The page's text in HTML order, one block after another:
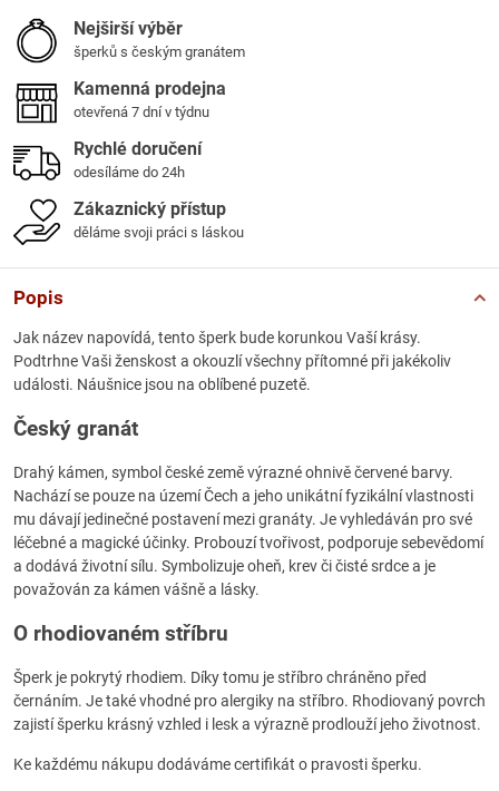
Nejširší výběr
šperků s českým granátem
Kamenná prodejna
otevřená 7 dní v týdnu
Rychlé doručení
odesíláme do 24h
Zákaznický přístup
děláme svoji práci s láskou
Popis
Jak název napovídá, tento šperk bude korunkou Vaší krásy.
Podtrhne Vaši ženskost a okouzlí všechny přítomné při jakékoliv
události. Náušnice jsou na oblíbené puzetě.
Český granát
Drahý kámen, symbol české země výrazné ohnivě červené barvy.
Nachází se pouze na území Čech a jeho unikátní fyzikální vlastnosti
mu dávají jedinečné postavení mezi granáty. Je vyhledáván pro své
léčebné a magické účinky. Probouzí tvořivost, podporuje sebevědomí
a dodává životní sílu. Symbolizuje oheň, krev či čisté srdce a je
považován za kámen vášně a lásky.
O rhodiovaném stříbru
Šperk je pokrytý rhodiem. Díky tomu je stříbro chráněno před
černáním. Je také vhodné pro alergiky na stříbro. Rhodiovaný povrch
zajistí šperku krásný vzhled i lesk a výrazně prodlouží jeho životnost.
Ke každému nákupu dodáváme certifikát o pravosti šperku.